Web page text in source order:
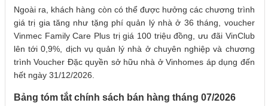
Ngoài ra, khách hàng còn có thể được hưởng các chương trình
giá trị gia tăng như tặng phí quản lý nhà ở 36 tháng, voucher
Vinmec Family Care Plus trị giá 100 triệu đồng, ưu đãi VinClub
lên tới 0,9%, dịch vụ quản lý nhà ở chuyên nghiệp và chương
trình Voucher Đặc quyền sở hữu nhà ở Vinhomes áp dụng đến
hết ngày 31/12/2026.
Bảng tóm tắt chính sách bán hàng tháng 07/2026